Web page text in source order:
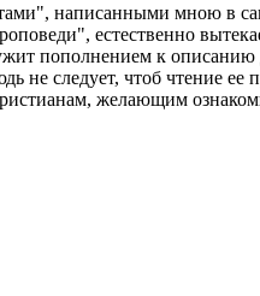
написанными мною в
естественно
пополнением к описанию
не следует, чтоб чтение
желающим